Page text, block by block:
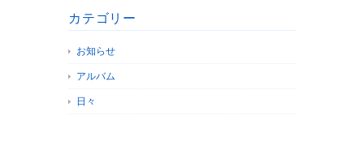
カテゴリー
お知らせ
アルバム
日々